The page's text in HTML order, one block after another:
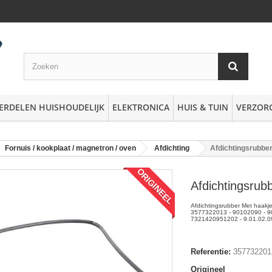
HUISHOUDELIJK ELEKTRONICA HUIS & TUIN
Fornuis / kookplaat / magnetron / oven Afdichting
ORIGINEEL
Afdichtingsrubber Met
3577322013 - 90102090 -
7321420951202 -
Referentie:
Origineel